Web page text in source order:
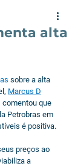
alta
sobre a alta
Marcus D
comentou que
Petrobras em
é positiva.
preços ao
a